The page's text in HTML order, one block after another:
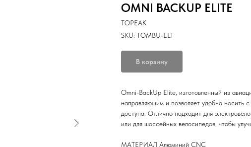
OMNI BACKUP ELITE
TOPEAK
SKU: TOMBU-ELT
В корзину
Omni-BackUp Elite, изготовленный из
направляющим и позволяет удобно носить
доступа. Отлично подходит для
или для шоссейных велосипедов, чтобы
МАТЕРИАЛ Алюминий CNC